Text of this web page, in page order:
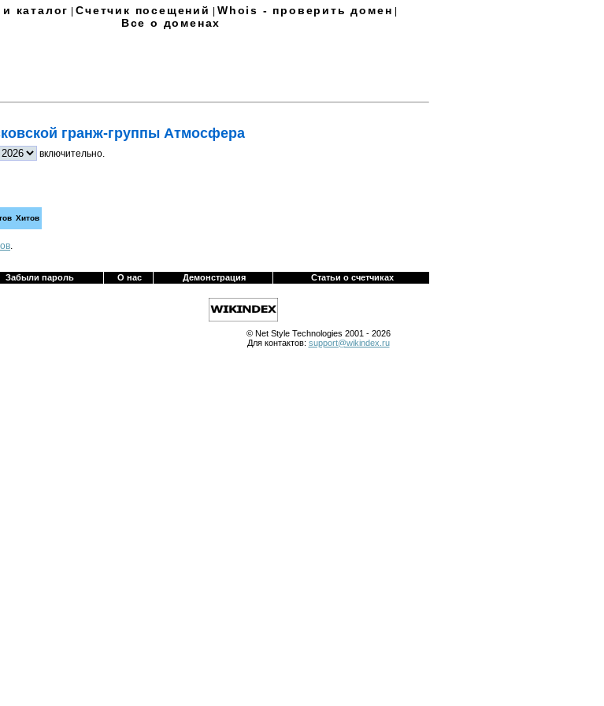
каталог |Счетчик посещений Whois - проверить домен
Все о доменах
гранж-группы Атмосфера
включительно.
Хитов
.
Забыли пароль О нас Демонстрация Статьи о счетчиках
© Net Style Technologies 2001 - 2026
Для контактов: support@wikindex.ru